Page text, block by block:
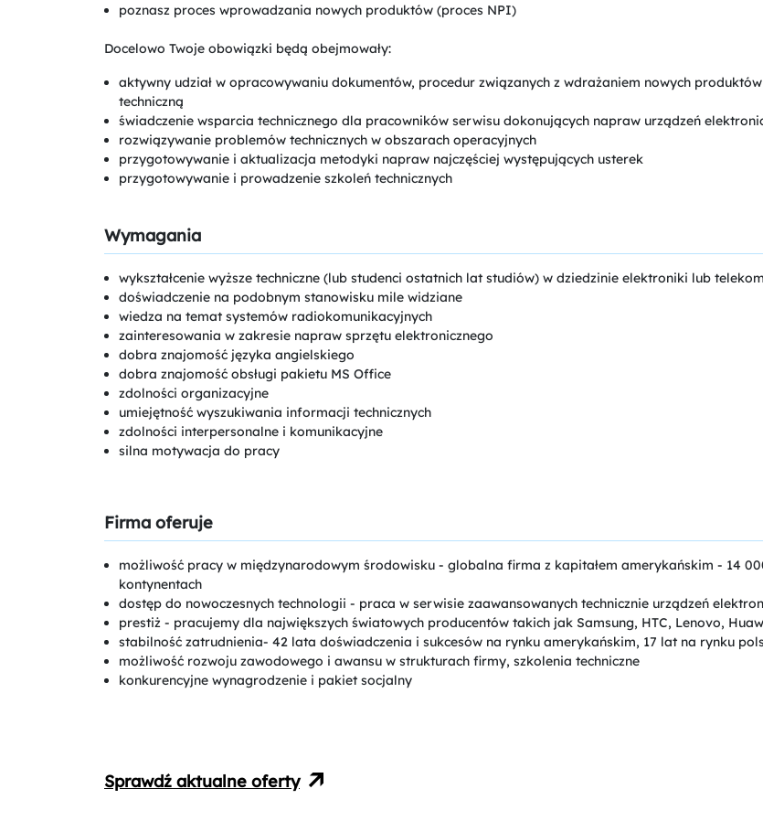
poznasz proces wprowadzania nowych produktów (proces NPI)
Docelowo Twoje obowiązki będą obejmowały:
aktywny udział w opracowywaniu dokumentów, procedur związanych z wdrażaniem nowych
techniczną
świadczenie wsparcia technicznego dla pracowników serwisu dokonujących napraw urządzeń
rozwiązywanie problemów technicznych w obszarach operacyjnych
przygotowywanie i aktualizacja metodyki napraw najczęściej występujących usterek
przygotowywanie i prowadzenie szkoleń technicznych
Wymagania
wykształcenie wyższe techniczne (lub studenci ostatnich lat studiów) w dziedzinie elektroniki lub
doświadczenie na podobnym stanowisku mile widziane
wiedza na temat systemów radiokomunikacyjnych
zainteresowania w zakresie napraw sprzętu elektronicznego
dobra znajomość języka angielskiego
dobra znajomość obsługi pakietu MS Office
zdolności organizacyjne
umiejętność wyszukiwania informacji technicznych
zdolności interpersonalne i komunikacyjne
silna motywacja do pracy
Firma oferuje
możliwość pracy w międzynarodowym środowisku - globalna firma z kapitałem amerykańskim - 14
kontynentach
dostęp do nowoczesnych technologii - praca w serwisie zaawansowanych technicznie urządzeń
prestiż - pracujemy dla największych światowych producentów takich jak Samsung, HTC, Lenovo,
stabilność zatrudnienia- 42 lata doświadczenia i sukcesów na rynku amerykańskim, 17 lat na rynku
możliwość rozwoju zawodowego i awansu w strukturach firmy, szkolenia techniczne
konkurencyjne wynagrodzenie i pakiet socjalny
Sprawdź aktualne oferty